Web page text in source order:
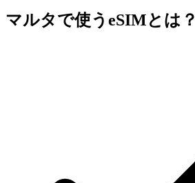
マルタで使うeSIMとは？